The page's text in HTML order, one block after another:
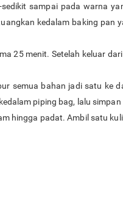
sampai pada warna
kedalam baking pan
25 menit. Setelah keluar
semua bahan jadi satu ke
piping bag, lalu
hingga padat. Ambil satu